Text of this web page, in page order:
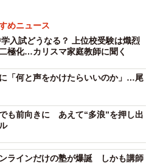
キュラムがスタートする小3の
うのが王道です。各学年の通
費など年間にかかる費用（4科
4年生は約90万円～110万円、
、6年生は約110万円～140万
す」
、少なくとも300万～360万円
ていただきたいのが、塾によ
めニュース
入試どうなる？ 上位校受験は熾烈
極化…カリスマ家庭教師に聞く
「何と声をかけたらいいのか」…尾
も前向きに あえて“多浪”を押し出
ラインだけの塾が爆誕 しかも講師